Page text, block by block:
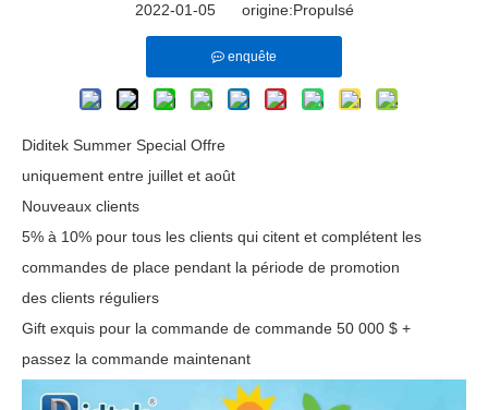
2022-01-05 origine:Propulsé
enquête
Diditek Summer Special Offre
uniquement entre juillet et août
Nouveaux clients
5% à 10% pour tous les clients qui citent et complétent les
commandes de place pendant la période de promotion
des clients réguliers
Gift exquis pour la commande de commande 50 000 $ +
passez la commande maintenant